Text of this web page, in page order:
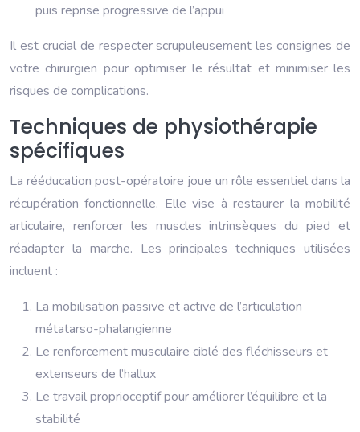
puis reprise progressive de l’appui
Il est crucial de respecter scrupuleusement les consignes de
votre chirurgien pour optimiser le résultat et minimiser les
risques de complications.
Techniques de physiothérapie
spécifiques
La rééducation post-opératoire joue un rôle essentiel dans la
récupération fonctionnelle. Elle vise à restaurer la mobilité
articulaire, renforcer les muscles intrinsèques du pied et
réadapter la marche. Les principales techniques utilisées
incluent :
La mobilisation passive et active de l’articulation
métatarso-phalangienne
Le renforcement musculaire ciblé des fléchisseurs et
extenseurs de l’hallux
Le travail proprioceptif pour améliorer l’équilibre et la
stabilité